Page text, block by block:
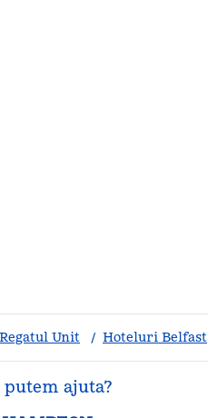
Regatul Unit / Hoteluri Belfast
putem ajuta?